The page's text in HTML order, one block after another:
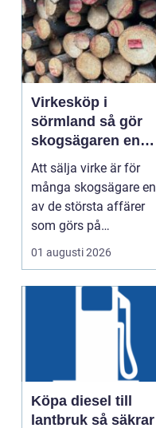
Virkesköp i
sörmland så gör
skogsägaren en
trygg och lönsam
affär
Att sälja virke är för
många skogsägare en
av de största affärer
som görs på
fastigheten. Samtidigt
01 augusti 2026
Köpa diesel till
lantbruk så säkrar